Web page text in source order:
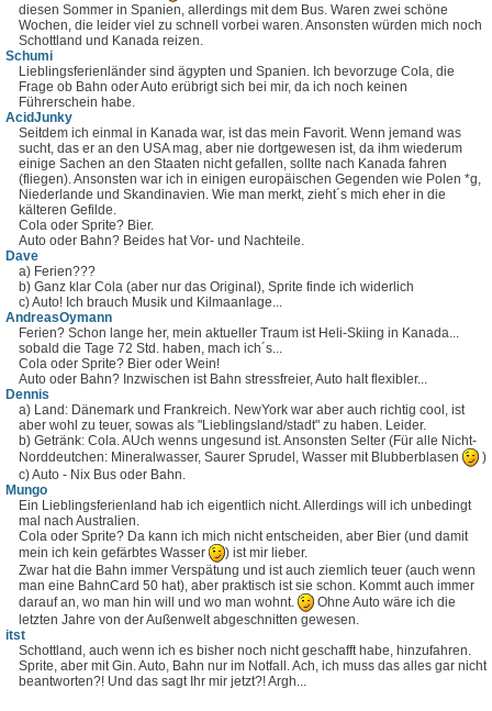
diesen Sommer in Spanien, allerdings mit dem Bus. Waren zwei schöne
Wochen, die leider viel zu schnell vorbei waren. Ansonsten würden mich noch
Schottland und Kanada reizen.
Schumi
Lieblingsferienländer sind ägypten und Spanien. Ich bevorzuge Cola, die
Frage ob Bahn oder Auto erübrigt sich bei mir, da ich noch keinen
Führerschein habe.
AcidJunky
Seitdem ich einmal in Kanada war, ist das mein Favorit. Wenn jemand was
sucht, das er an den USA mag, aber nie dortgewesen ist, da ihm wiederum
einige Sachen an den Staaten nicht gefallen, sollte nach Kanada fahren
(fliegen). Ansonsten war ich in einigen europäischen Gegenden wie Polen *g,
Niederlande und Skandinavien. Wie man merkt, zieht´s mich eher in die
kälteren Gefilde.
Cola oder Sprite? Bier.
Auto oder Bahn? Beides hat Vor- und Nachteile.
Dave
a) Ferien???
b) Ganz klar Cola (aber nur das Original), Sprite finde ich widerlich
c) Auto! Ich brauch Musik und Kilmaanlage...
AndreasOymann
Ferien? Schon lange her, mein aktueller Traum ist Heli-Skiing in Kanada...
sobald die Tage 72 Std. haben, mach ich´s...
Cola oder Sprite? Bier oder Wein!
Auto oder Bahn? Inzwischen ist Bahn stressfreier, Auto halt flexibler...
Dennis
a) Land: Dänemark und Frankreich. NewYork war aber auch richtig cool, ist
aber wohl zu teuer, sowas als "Lieblingsland/stadt" zu haben. Leider.
b) Getränk: Cola. AUch wenns ungesund ist. Ansonsten Selter (Für alle Nicht-
Norddeutchen: Mineralwasser, Saurer Sprudel, Wasser mit Blubberblasen
)
c) Auto - Nix Bus oder Bahn.
Mungo
Ein Lieblingsferienland hab ich eigentlich nicht. Allerdings will ich unbedingt
mal nach Australien.
Cola oder Sprite? Da kann ich mich nicht entscheiden, aber Bier (und damit
mein ich kein gefärbtes Wasser
) ist mir lieber.
Zwar hat die Bahn immer Verspätung und ist auch ziemlich teuer (auch wenn
man eine BahnCard 50 hat), aber praktisch ist sie schon. Kommt auch immer
darauf an, wo man hin will und wo man wohnt.
Ohne Auto wäre ich die
letzten Jahre von der Außenwelt abgeschnitten gewesen.
itst
Schottland, auch wenn ich es bisher noch nicht geschafft habe, hinzufahren.
Sprite, aber mit Gin. Auto, Bahn nur im Notfall. Ach, ich muss das alles gar nicht
beantworten?! Und das sagt Ihr mir jetzt?! Argh...